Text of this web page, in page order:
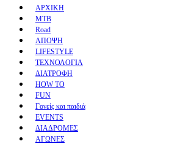
ΑΡΧΙΚΗ
MTB
Road
ΑΠΟΨΗ
LIFESTYLE
ΤΕΧΝΟΛΟΓΙΑ
ΔΙΑΤΡΟΦΗ
HOW TO
FUN
Γονείς και παιδιά
EVENTS
ΔΙΑΔΡΟΜΕΣ
ΑΓΩΝΕΣ